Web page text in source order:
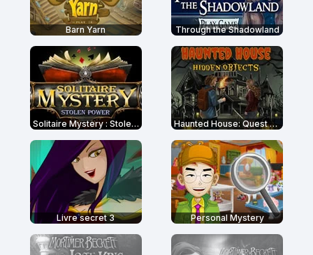
Barn Yarn Through the Shadowland
Solitaire Mystery : Stolen Power Haunted House: Quest For The Magic Book
Livre secret 3 Personal Mystery